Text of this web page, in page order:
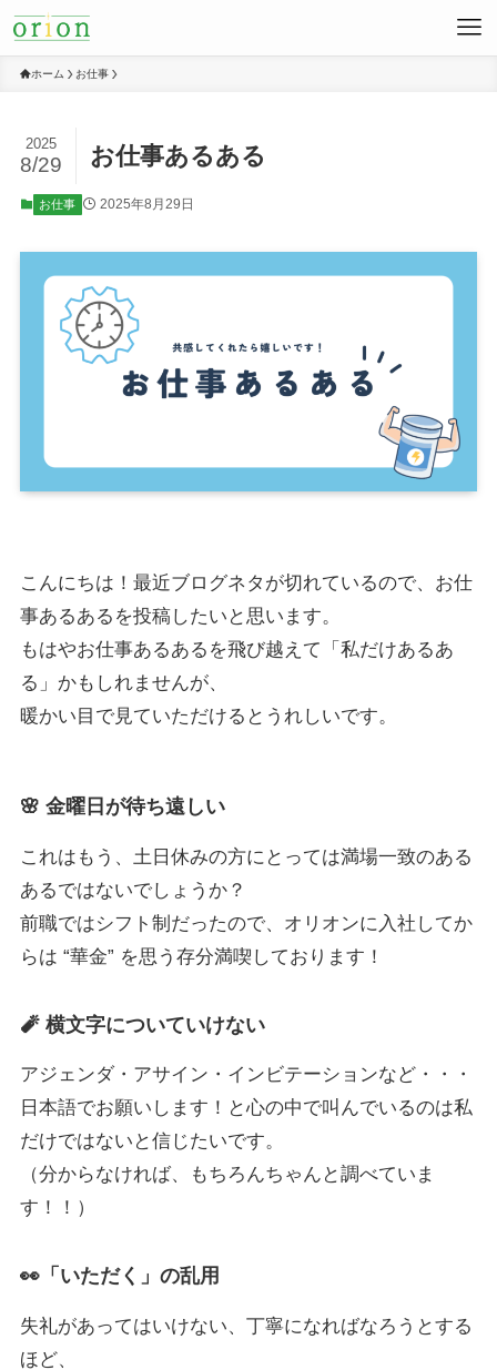
ホーム お仕事
お仕事あるある
2025
8/29
お仕事 2025年8月29日
こんにちは！最近ブログネタが切れているので、お仕
事あるあるを投稿したいと思います。
もはやお仕事あるあるを飛び越えて「私だけあるあ
る」かもしれませんが、
暖かい目で見ていただけるとうれしいです。
🌸 金曜日が待ち遠しい
これはもう、土日休みの方にとっては満場一致のある
あるではないでしょうか？
前職ではシフト制だったので、オリオンに入社してか
らは “華金” を思う存分満喫しております！
🧨 横文字についていけない
アジェンダ・アサイン・インビテーションなど・・・
日本語でお願いします！と心の中で叫んでいるのは私
だけではないと信じたいです。
（分からなければ、もちろんちゃんと調べていま
す！！）
👀「いただく」の乱用
失礼があってはいけない、丁寧になればなろうとする
ほど、